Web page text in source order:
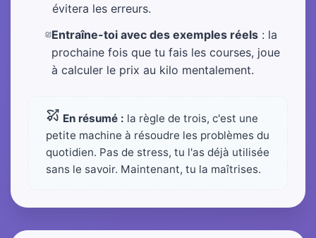
évitera les erreurs.
Entraîne-toi avec des exemples réels: la
prochaine fois que tu fais les courses, joue
à calculer le prix au kilo mentalement.
En résumé : la règle de trois, c'est une
petite machine à résoudre les problèmes du
quotidien. Pas de stress, tu l'as déjà utilisée
sans le savoir. Maintenant, tu la maîtrises.